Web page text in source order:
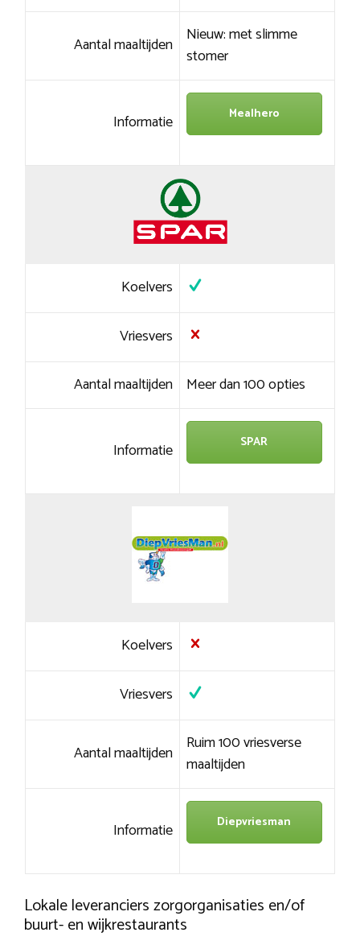
Aantal maaltijden Nieuw: met slimme
stomer
Informatie Mealhero
Koelvers
Vriesvers
Aantal maaltijden Meer dan 100 opties
Informatie SPAR
Koelvers
Vriesvers
Aantal maaltijden Ruim 100 vriesverse
maaltijden
Informatie Diepvriesman
Lokale leveranciers zorgorganisaties en/of
buurt- en wijkrestaurants